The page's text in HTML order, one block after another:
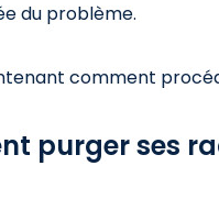
du problème.
comment
purger ses